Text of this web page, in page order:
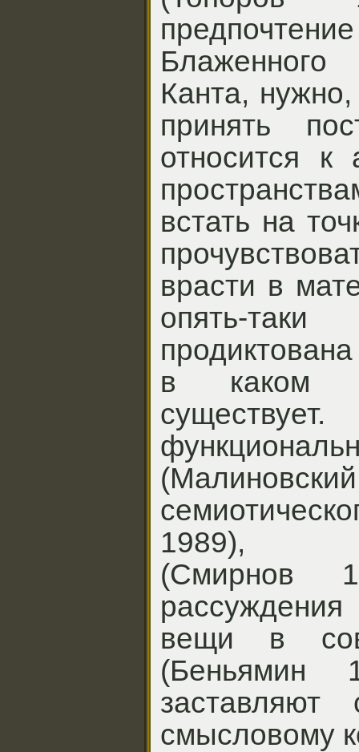
Канта,
принять
относится к
встать на
врасти в
опять-
в каком
1989),
(Смирнов
вещи в
(Беньямин
смысловому